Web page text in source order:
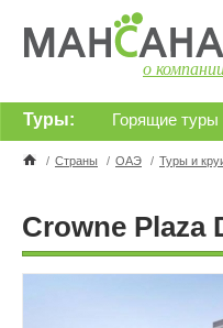
о
Горящие туры
Туры:
/ Страны / ОАЭ / Туры и
Crowne Plaza